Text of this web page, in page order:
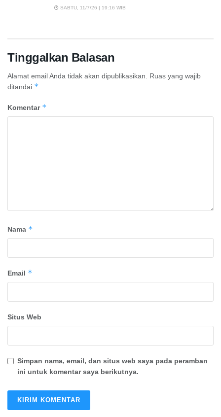
SABTU, 11/7/26 | 19:16 WIB
Tinggalkan Balasan
Alamat email Anda tidak akan dipublikasikan.
Ruas yang wajib
ditandai *
Komentar *
Nama *
Email *
Situs Web
Simpan nama, email, dan situs web saya pada peramban
ini untuk komentar saya berikutnya.